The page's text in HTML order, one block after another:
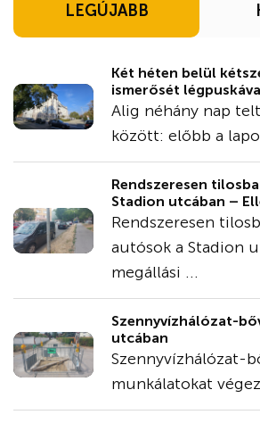
LEGÚJABB
Két héten belül
ismerősét
Alig néhány nap
között: előbb a
Rendszeresen
Stadion utcában –
Rendszeresen
autósok a Stadion
megállási ...
Szennyvízhálózat-
utcában
Szennyvízhálózat-
munkálatokat